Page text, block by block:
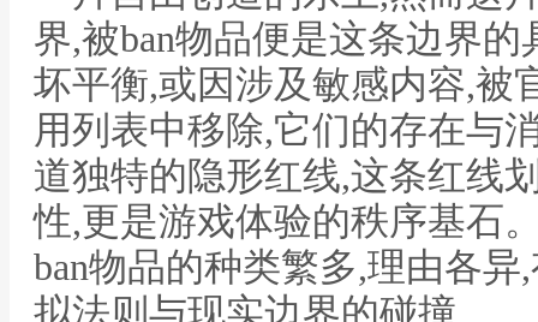
界,被ban物品便是这条边界
坏平衡,或因涉及敏感内容,被
用列表中移除,它们的存在与
道独特的隐形红线,这条红线
性,更是游戏体验的秩序基石
ban物品的种类繁多,理由各异
拟法则与现实边界的碰撞